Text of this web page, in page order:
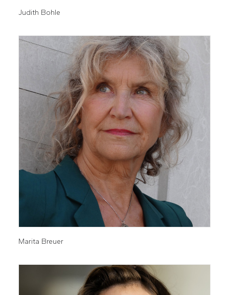
Judith Bohle
Marita Breuer